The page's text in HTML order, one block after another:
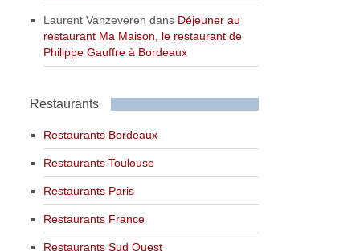
Laurent Vanzeveren dans Déjeuner au
restaurant Ma Maison, le restaurant de
Philippe Gauffre à Bordeaux
Restaurants
Restaurants Bordeaux
Restaurants Toulouse
Restaurants Paris
Restaurants France
Restaurants Sud Ouest